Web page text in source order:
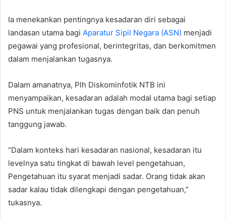
Ia menekankan pentingnya kesadaran diri sebagai
landasan utama bagi Aparatur Sipil Negara (ASN) menjadi
pegawai yang profesional, berintegritas, dan berkomitmen
dalam menjalankan tugasnya.
Dalam amanatnya, Plh Diskominfotik NTB ini
menyampaikan, kesadaran adalah modal utama bagi setiap
PNS untuk menjalankan tugas dengan baik dan penuh
tanggung jawab.
“Dalam konteks hari kesadaran nasional, kesadaran itu
levelnya satu tingkat di bawah level pengetahuan,
Pengetahuan itu syarat menjadi sadar. Orang tidak akan
sadar kalau tidak dilengkapi dengan pengetahuan,”
tukasnya.